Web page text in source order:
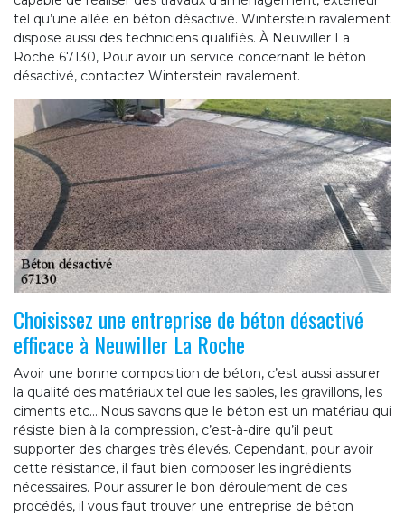
tel qu’une allée en béton désactivé. Winterstein ravalement
dispose aussi des techniciens qualifiés. À Neuwiller La
Roche 67130, Pour avoir un service concernant le béton
désactivé, contactez Winterstein ravalement.
Choisissez une entreprise de béton désactivé
efficace à Neuwiller La Roche
Avoir une bonne composition de béton, c’est aussi assurer
la qualité des matériaux tel que les sables, les gravillons, les
ciments etc.…Nous savons que le béton est un matériau qui
résiste bien à la compression, c’est-à-dire qu’il peut
supporter des charges très élevés. Cependant, pour avoir
cette résistance, il faut bien composer les ingrédients
nécessaires. Pour assurer le bon déroulement de ces
procédés, il vous faut trouver une entreprise de béton